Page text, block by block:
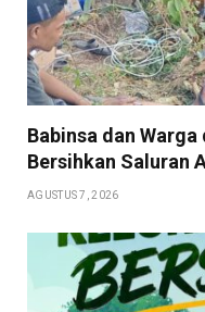
Babinsa dan
Bersihkan Saluran
AGUSTUS 7, 2026